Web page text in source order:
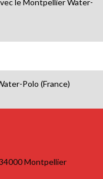
Polo (France)
Montpellier